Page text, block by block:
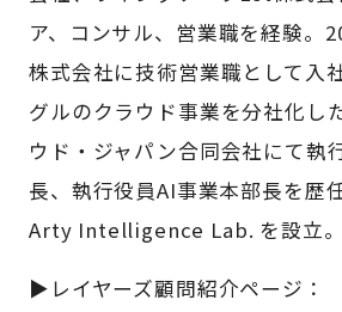
ア、コンサル、営業職を経験。
株式会社に技術営業職として入
グルのクラウド事業を分社化し
ウド・ジャパン合同会社にて執
長、執行役員AI事業本部長を歴
Arty Intelligence Lab. を設立。
▶レイヤーズ顧問紹介ページ：